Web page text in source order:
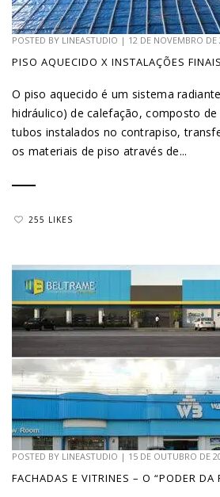
POSTED BY LINEASTUDIO | 12 DE NOVEMBRO DE
PISO AQUECIDO X INSTALAÇÕES
O piso aquecido é um sistema
hidráulico) de calefação, composto de
tubos instalados no contrapiso,
os materiais de piso através de...
255 LIKES
POSTED BY LINEASTUDIO | 15 DE OUTUBRO DE
FACHADAS E VITRINES – O “PODER DA